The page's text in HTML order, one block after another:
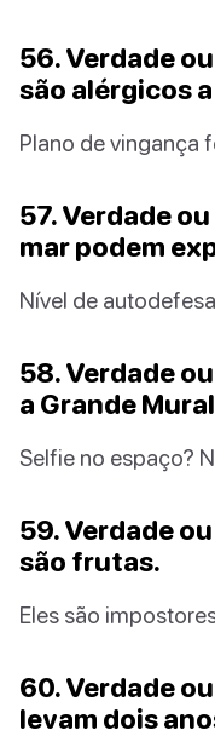
56. Verdade
são alérgicos
Plano de vingança
57. Verdade
mar podem
Nível de
58. Verdade
a Grande
Selfie no espaço?
59. Verdade
são frutas.
Eles são
60. Verdade
levam dois